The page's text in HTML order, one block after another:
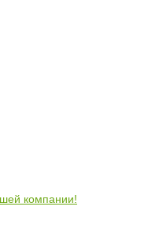
компании!